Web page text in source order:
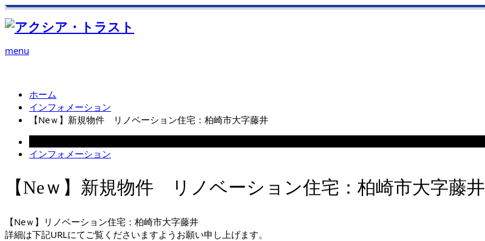
menu
ホーム
インフォメーション
【Neｗ】新規物件 リノベーション住宅：柏崎市大字藤井
インフォメーション
【Neｗ】新規物件 リノベーション住宅：柏崎市大字藤井
【Neｗ】リノベーション住宅：柏崎市大字藤井
詳細は下記URLにてご覧くださいますようお願い申し上げます。